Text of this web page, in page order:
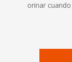
orinar